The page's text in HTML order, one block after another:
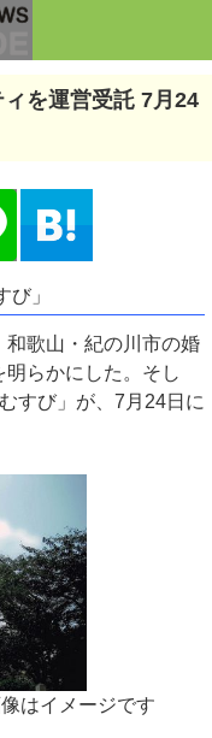
を運営受託 7月24
」
歌山・紀の川市の婚
らかにした。そし
すび」が、7月24日に
はイメージです